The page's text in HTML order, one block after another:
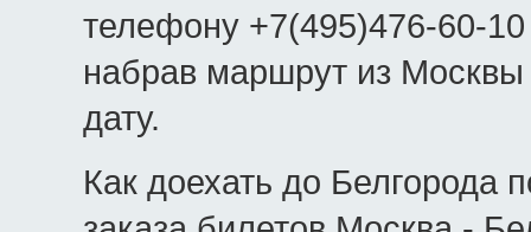
телефону +7(495)476-60-
набрав маршрут из
дату.
Как доехать до Белгорода